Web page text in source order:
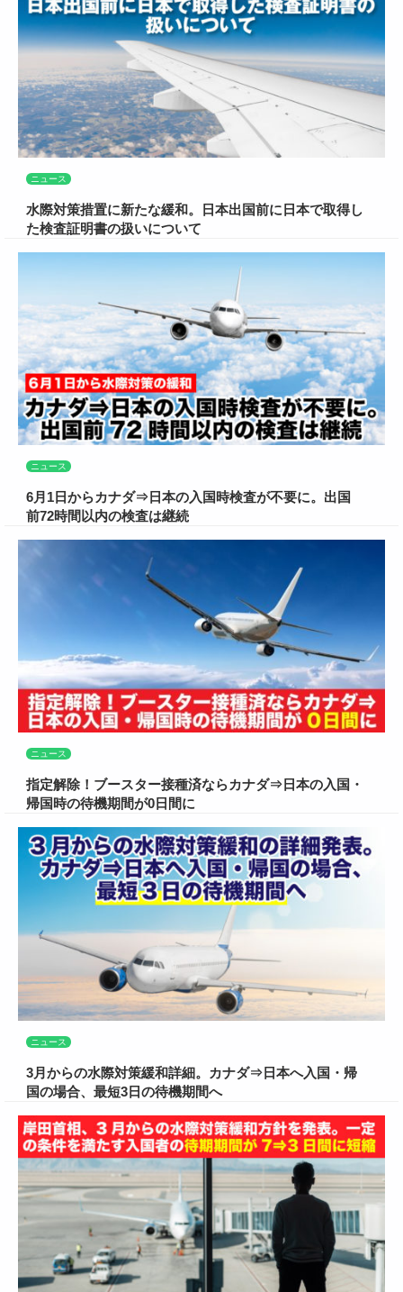
ニュース
水際対策措置に新たな緩和。日本出国前に日本で取得し
た検査証明書の扱いについて
ニュース
6月1日からカナダ⇒日本の入国時検査が不要に。出国
前72時間以内の検査は継続
ニュース
指定解除！ブースター接種済ならカナダ⇒日本の入国・
帰国時の待機期間が0日間に
ニュース
3月からの水際対策緩和詳細。カナダ⇒日本へ入国・帰
国の場合、最短3日の待機期間へ